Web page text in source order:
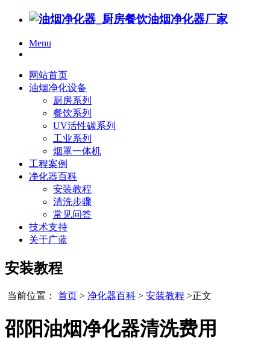
Menu
网站首页
油烟净化设备
厨房系列
餐饮系列
UV活性碳系列
工业系列
烟罩一体机
工程案例
净化器百科
安装教程
清洗步骤
常见问答
技术支持
关于广蓝
安装教程
当前位置： 首页 > 净化器百科 > 安装教程 >正文
邵阳油烟净化器清洗费用